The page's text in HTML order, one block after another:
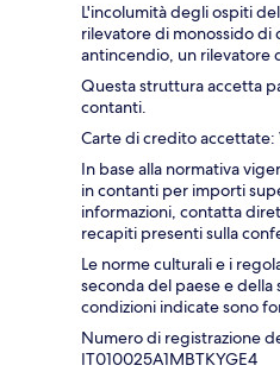
L'incolumità degli ospiti
rilevatore di monossido di
antincendio, un rilevatore
Questa struttura accetta
contanti.
Carte di credito accettate:
In base alla normativa
in contanti per importi
informazioni, contatta
recapiti presenti sulla
Le norme culturali e i
seconda del paese e
condizioni indicate sono
Numero di registrazione
IT010025A1MBTKYGE4